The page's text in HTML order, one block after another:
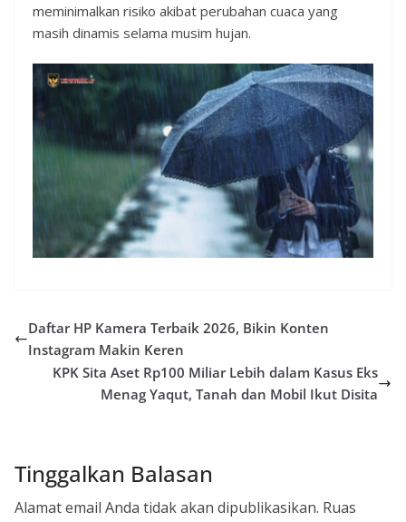
meminimalkan risiko akibat perubahan cuaca yang
masih dinamis selama musim hujan.
Daftar HP Kamera Terbaik 2026, Bikin Konten
Instagram Makin Keren
KPK Sita Aset Rp100 Miliar Lebih dalam Kasus Eks
Menag Yaqut, Tanah dan Mobil Ikut Disita
Tinggalkan Balasan
Alamat email Anda tidak akan dipublikasikan. Ruas